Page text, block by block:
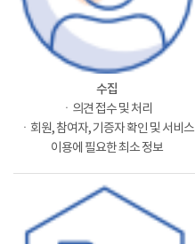
수집
ㆍ의견 접수 및 처리
ㆍ회원, 참여자, 기증자 확인 및 서비스
이용에 필요한 최소 정보